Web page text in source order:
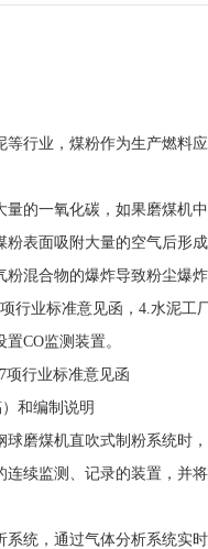
行业，煤粉作为生产燃料
的一氧化碳，如果磨煤机
表面吸附大量的空气后形
混合物的爆炸导致粉尘爆炸
行业标准意见函，4.水泥工
CO监测装置。
磨煤机直吹式制粉系统时
续监测、记录的装置，并将
统，通过气体分析系统实